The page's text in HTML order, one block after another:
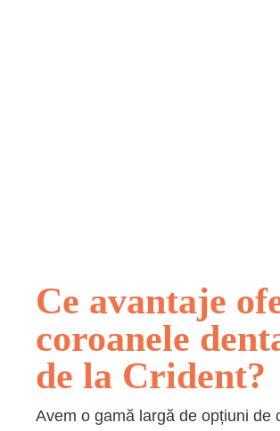
Ce avantaje
coroanele
de la Crident?
Avem o gamă largă de opțiuni de